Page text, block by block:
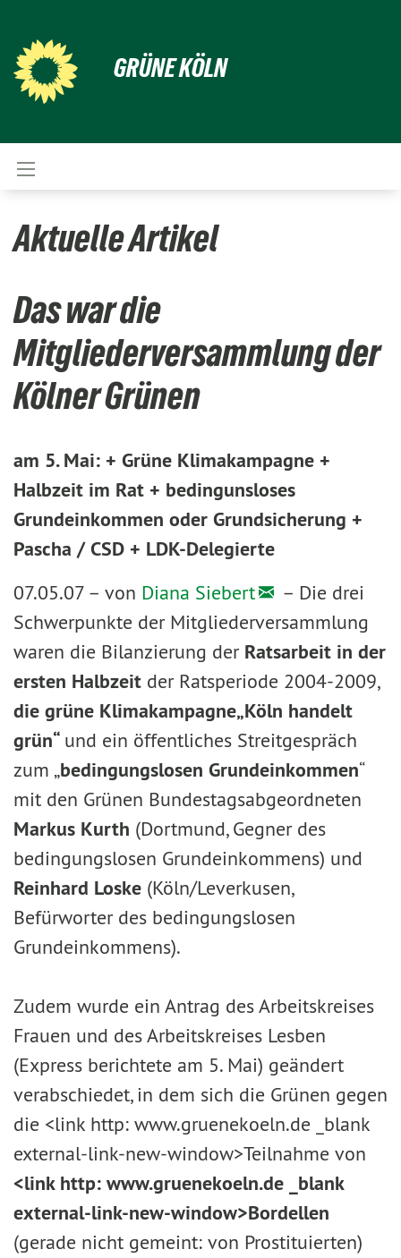
GRÜNE KÖLN
Aktuelle Artikel
Das war die
Mitgliederversammlung der
Kölner Grünen
am 5. Mai: + Grüne Klimakampagne +
Halbzeit im Rat + bedingunsloses
Grundeinkommen oder Grundsicherung +
Pascha / CSD + LDK-Delegierte
07.05.07 – von Diana Siebert – Die drei
Schwerpunkte der Mitgliederversammlung
waren die Bilanzierung der Ratsarbeit in der
ersten Halbzeit der Ratsperiode 2004-2009,
die grüne Klimakampagne„Köln handelt
grün“ und ein öffentliches Streitgespräch
zum „bedingungslosen Grundeinkommen“
mit den Grünen Bundestagsabgeordneten
Markus Kurth (Dortmund, Gegner des
bedingungslosen Grundeinkommens) und
Reinhard Loske (Köln/Leverkusen,
Befürworter des bedingungslosen
Grundeinkommens).
Zudem wurde ein Antrag des Arbeitskreises
Frauen und des Arbeitskreises Lesben
(Express berichtete am 5. Mai) geändert
verabschiedet, in dem sich die Grünen gegen
die <link http: www.gruenekoeln.de _blank
external-link-new-window>Teilnahme von
<link http: www.gruenekoeln.de _blank
external-link-new-window>Bordellen
(gerade nicht gemeint: von Prostituierten)